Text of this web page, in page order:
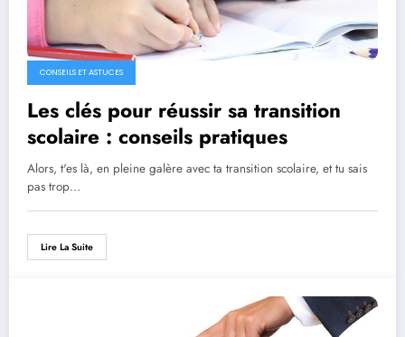
CONSEILS ET ASTUCES
Les clés pour réussir sa transition
scolaire : conseils pratiques
Alors, t'es là, en pleine galère avec ta transition scolaire, et tu sais
pas trop…
Lire La Suite